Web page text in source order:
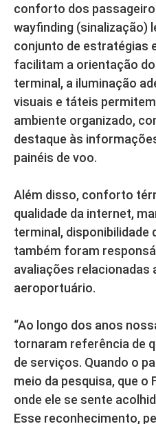
conforto dos
wayfinding (sinalização)
conjunto de estratégias
facilitam a orientação
terminal, a iluminação
visuais e táteis
ambiente organizado,
destaque às
painéis de voo.
Além disso, conforto
qualidade da internet,
terminal, disponibilidade
também foram
avaliações relacionadas
aeroportuário.
“Ao longo dos anos
tornaram referência de
de serviços. Quando o
meio da pesquisa, que o
onde ele se sente
Esse reconhecimento,